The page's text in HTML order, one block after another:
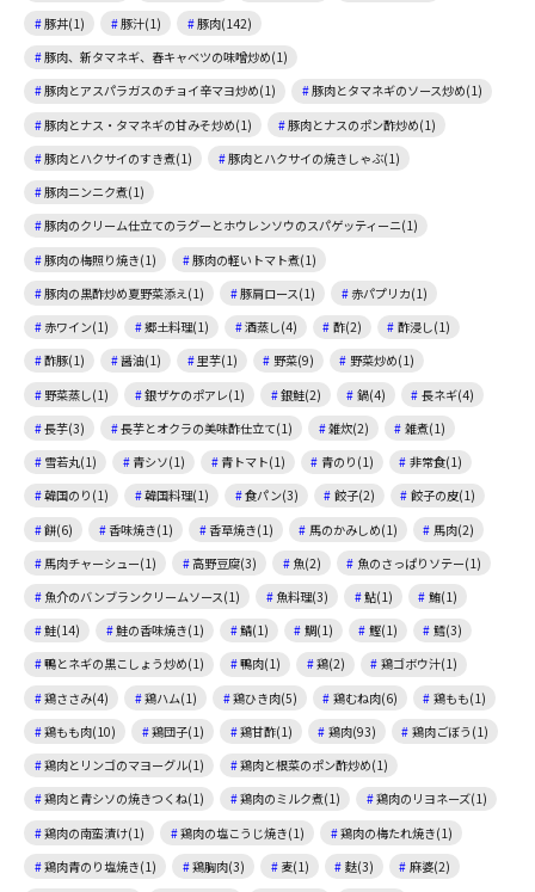
豚丼(1)
豚汁(1)
豚肉(142)
豚肉、新タマネギ、春キャベツの味噌炒め(1)
豚肉とアスパラガスのチョイ辛マヨ炒め(1)
豚肉とタマネギのソース炒め(1)
豚肉とナス・タマネギの甘みそ炒め(1)
豚肉とナスのポン酢炒め(1)
豚肉とハクサイのすき煮(1)
豚肉とハクサイの焼きしゃぶ(1)
豚肉ニンニク煮(1)
豚肉のクリーム仕立てのラグーとホウレンソウのスパゲッティーニ(1)
豚肉の梅照り焼き(1)
豚肉の軽いトマト煮(1)
豚肉の黒酢炒め夏野菜添え(1)
豚肩ロース(1)
赤パプリカ(1)
赤ワイン(1)
郷土料理(1) 酒蒸し(4) 酢(2)
酢浸し(1)
酢豚(1)
醤油(1) 里芋(1) 野菜(9)
野菜炒め(1)
野菜蒸し(1)
銀ザケのポアレ(1) 銀鮭(2) 鍋(4)
長ネギ(4)
長芋(3)
長芋とオクラの美味酢仕立て(1) 雑炊(2)
雑煮(1)
雪若丸(1)
青シソ(1) 青トマト(1) 青のり(1)
非常食(1)
韓国のり(1)
韓国料理(1) 食パン(3) 餃子(2)
餃子の皮(1)
餅(6)
香味焼き(1) 香草焼き(1) 馬のかみしめ(1)
馬肉(2)
馬肉チャーシュー(1)
高野豆腐(3) 魚(2)
魚のさっぱりソテー(1)
魚介のバンブランクリームソース(1)
魚料理(3) 鮎(1)
鮪(1)
鮭(14)
鮭の香味焼き(1) 鯖(1) 鯛(1) 鰹(1)
鱈(3)
鴨とネギの黒こしょう炒め(1)
鴨肉(1) 鶏(2)
鶏ゴボウ汁(1)
鶏ささみ(4)
鶏ハム(1) 鶏ひき肉(5) 鶏むね肉(6)
鶏もも(1)
鶏もも肉(10)
鶏団子(1) 鶏甘酢(1) 鶏肉(93)
鶏肉ごぼう(1)
鶏肉とリンゴのマヨーグル(1)
鶏肉と根菜のポン酢炒め(1)
鶏肉と青シソの焼きつくね(1)
鶏肉のミルク煮(1)
鶏肉のリヨネーズ(1)
鶏肉の南蛮漬け(1)
鶏肉の塩こうじ焼き(1)
鶏肉の梅たれ焼き(1)
鶏肉青のり塩焼き(1)
鶏胸肉(3) 麦(1) 麩(3)
麻婆(2)